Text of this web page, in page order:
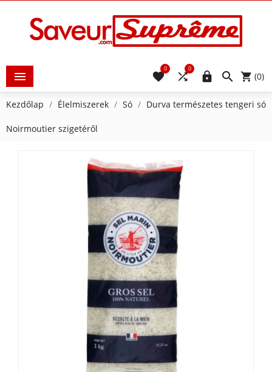
  (0)


0

0
Kezdőlap Élelmiszerek Só Durva természetes tengeri só
Noirmoutier szigetéről